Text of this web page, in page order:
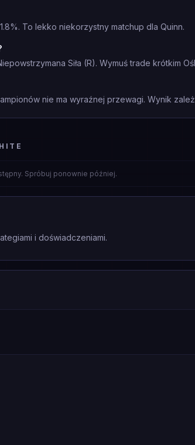
To lekko niekorzystny matchup dla Quinn.
Siła (R). Wymuś trade krótkim
nie ma wyraźnej przewagi. Wynik
Spróbuj ponownie później.
i doświadczeniami.